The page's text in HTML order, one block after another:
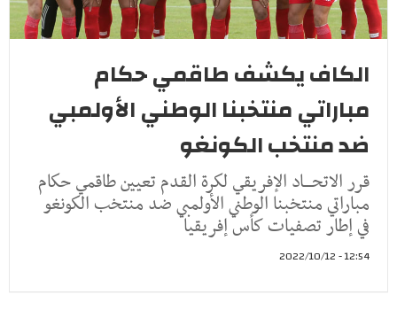
الكاف يكشف طاقمي حكام
مباراتي منتخبنا الوطني الأولمبي
ضد منتخب الكونغو
قرر الاتحـــاد الإفريقي لكرة القدم تعيين طاقمي حكام
مباراتي منتخبنا الوطني الأولمبي ضد منتخب الكونغو
في إطار تصفيات كأس إفريقيا
12:54 - 2022/10/12